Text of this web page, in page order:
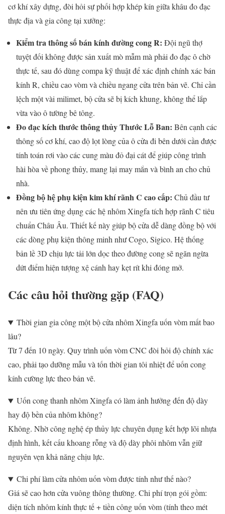
cơ khí xây dựng, đòi hỏi sự phối hợp khép kín giữa khâu đo đạc
thực địa và gia công tại xưởng:
Kiểm tra thông số bán kính đường cong R: Đội ngũ thợ
tuyệt đối không được sản xuất mò mẫm mà phải đo đạc ô chờ
thực tế, sau đó dùng compa kỹ thuật để xác định chính xác bán
kính R, chiều cao vòm và chiều ngang cửa trên bản vẽ. Chỉ cần
lệch một vài milimet, bộ cửa sẽ bị kích khung, không thể lắp
vừa vào ô tường bê tông.
Đo đạc kích thước thông thủy Thước Lỗ Ban: Bên cạnh các
thông số cơ khí, cao độ lọt lòng của ô cửa đi bên dưới cần được
tính toán rơi vào các cung màu đỏ đại cát để giúp công trình
hài hòa về phong thủy, mang lại may mắn và bình an cho chủ
nhà.
Đồng bộ hệ phụ kiện kim khí rãnh C cao cấp: Chủ đầu tư
nên ưu tiên ứng dụng các hệ nhôm Xingfa tích hợp rãnh C tiêu
chuẩn Châu Âu. Thiết kế này giúp bộ cửa dễ dàng đồng bộ với
các dòng phụ kiện thông minh như Cogo, Sigico. Hệ thống
bản lề 3D chịu lực tải lớn dọc theo đường cong sẽ ngăn ngừa
dứt điểm hiện tượng xệ cánh hay kẹt rít khi đóng mở.
Các câu hỏi thường gặp (FAQ)
Thời gian gia công một bộ cửa nhôm Xingfa uốn vòm mất bao
lâu?
Từ 7 đến 10 ngày. Quy trình uốn vòm CNC đòi hỏi độ chính xác
cao, phải tạo dưỡng mẫu và tốn thời gian tôi nhiệt để uốn cong
kính cường lực theo bản vẽ.
Uốn cong thanh nhôm Xingfa có làm ảnh hưởng đến độ dày
hay độ bền của nhôm không?
Không. Nhờ công nghệ ép thủy lực chuyên dụng kết hợp lõi nhựa
định hình, kết cấu khoang rỗng và độ dày phôi nhôm vẫn giữ
nguyên vẹn khả năng chịu lực.
Chi phí làm cửa nhôm uốn vòm được tính như thế nào?
Giá sẽ cao hơn cửa vuông thông thường. Chi phí trọn gói gồm:
diện tích nhôm kính thực tế + tiền công uốn vòm (tính theo mét